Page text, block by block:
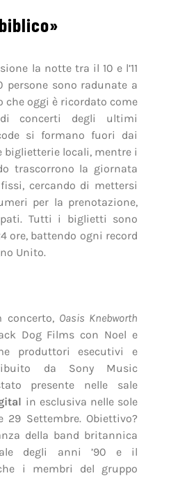
la notte tra il 10 e l’11
persone sono radunate a
che oggi è ricordato come
concerti degli ultimi
si formano fuori dai
biglietterie locali, mentre i
trascorrono la giornata
cercando di mettersi
per la prenotazione,
Tutti i biglietti sono
ore, battendo ogni record
Unito.
concerto, Oasis Knebworth
Dog Films con Noel e
produttori esecutivi e
da Sony Music
presente nelle sale
in esclusiva nelle sole
29 Settembre. Obiettivo?
della band britannica
degli anni ’90 e il
i membri del gruppo